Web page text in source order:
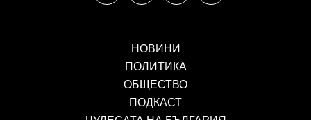
НОВИНИ
ПОЛИТИКА
ОБЩЕСТВО
ПОДКАСТ